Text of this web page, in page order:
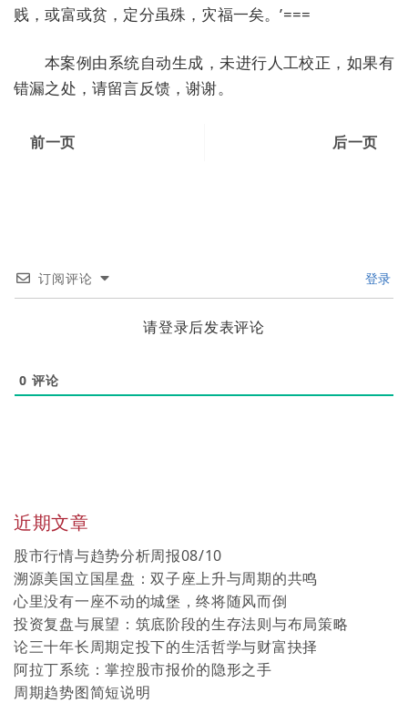
贱，或富或贫，定分虽殊，灾福一矣。’===
本案例由系统自动生成，未进行人工校正，如果有
错漏之处，请留言反馈，谢谢。
前一页 后一页
订阅评论 登录
请登录后发表评论
0 评论
近期文章
股市行情与趋势分析周报08/10
溯源美国立国星盘：双子座上升与周期的共鸣
心里没有一座不动的城堡，终将随风而倒
投资复盘与展望：筑底阶段的生存法则与布局策略
论三十年长周期定投下的生活哲学与财富抉择
阿拉丁系统：掌控股市报价的隐形之手
周期趋势图简短说明